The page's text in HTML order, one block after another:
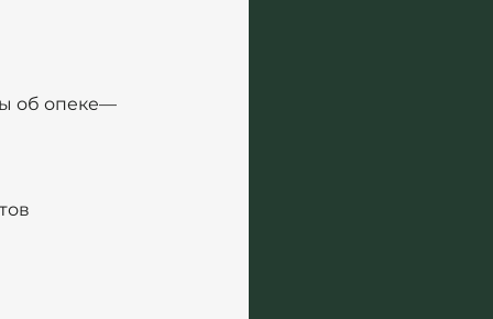
об опеке—